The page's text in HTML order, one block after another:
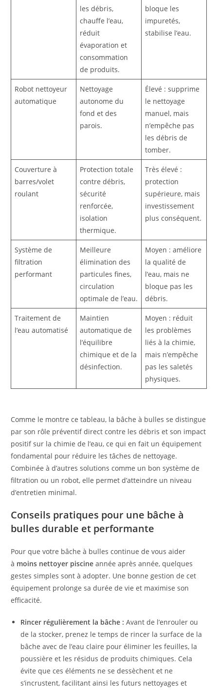
les débris,
chauffe l’eau,
réduit
évaporation et
consommation
de produits.
bloque les
impuretés,
stabilise l’eau.
Robot nettoyeur
automatique
Nettoyage
autonome du
fond et des
parois.
Élevé : supprime
le nettoyage
manuel, mais
n’empêche pas
les débris de
tomber.
Couverture à
barres/volet
roulant
Protection totale
contre débris,
sécurité
renforcée,
isolation
thermique.
Très élevé :
protection
supérieure, mais
investissement
plus conséquent.
Système de
filtration
performant
Meilleure
élimination des
particules fines,
circulation
optimale de l’eau.
Moyen : améliore
la qualité de
l’eau, mais ne
bloque pas les
débris.
Traitement de
l’eau automatisé
Maintien
automatique de
l’équilibre
chimique et de la
désinfection.
Moyen : réduit
les problèmes
liés à la chimie,
mais n’empêche
pas les saletés
physiques.
Comme le montre ce tableau, la bâche à bulles se distingue
par son rôle préventif direct contre les débris et son impact
positif sur la chimie de l’eau, ce qui en fait un équipement
fondamental pour réduire les tâches de nettoyage.
Combinée à d’autres solutions comme un bon système de
filtration ou un robot, elle permet d’atteindre un niveau
d’entretien minimal.
Conseils pratiques pour une bâche à
bulles durable et performante
Pour que votre bâche à bulles continue de vous aider
à moins nettoyer piscine année après année, quelques
gestes simples sont à adopter. Une bonne gestion de cet
équipement prolonge sa durée de vie et maximise son
efficacité.
Rincer régulièrement la bâche : Avant de l’enrouler ou
de la stocker, prenez le temps de rincer la surface de la
bâche avec de l’eau claire pour éliminer les feuilles, la
poussière et les résidus de produits chimiques. Cela
évite que ces éléments ne se dessèchent et ne
s’incrustent, facilitant ainsi les futurs nettoyages et